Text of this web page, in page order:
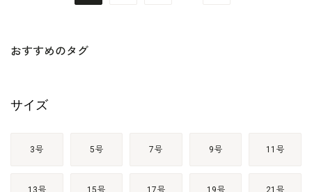
おすすめのタグ
サイズ
3号 5号 7号 9号 11号
13号 15号 17号 19号 21号